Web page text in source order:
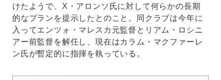
けたようで、X・アロンソ氏に対して何らかの長期
的なプランを提示したとのこと。同クラブは今年に
入ってエンツォ・マレスカ元監督とリアム・ロシニ
アー前監督を解任し、現在はカラム・マクファーレ
ン氏が暫定的に指揮を執っている。